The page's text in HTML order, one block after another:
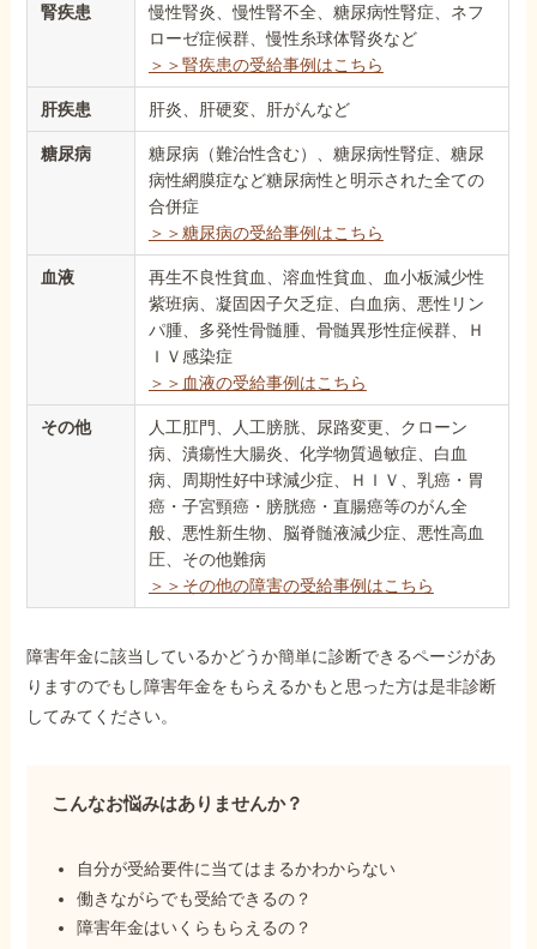
腎疾患
慢性腎炎、慢性腎不全、糖尿病性腎症、ネフ
ローゼ症候群、慢性糸球体腎炎など
＞＞腎疾患の受給事例はこちら
肝疾患 肝炎、肝硬変、肝がんなど
糖尿病
糖尿病（難治性含む）、糖尿病性腎症、糖尿
病性網膜症など糖尿病性と明示された全ての
合併症
＞＞糖尿病の受給事例はこちら
血液
再生不良性貧血、溶血性貧血、血小板減少性
紫班病、凝固因子欠乏症、白血病、悪性リン
パ腫、多発性骨髄腫、骨髄異形性症候群、Ｈ
ＩＶ感染症
＞＞血液の受給事例はこちら
その他
人工肛門、人工膀胱、尿路変更、クローン
病、潰瘍性大腸炎、化学物質過敏症、白血
病、周期性好中球減少症、ＨＩＶ、乳癌・胃
癌・子宮頸癌・膀胱癌・直腸癌等のがん全
般、悪性新生物、脳脊髄液減少症、悪性高血
圧、その他難病
＞＞その他の障害の受給事例はこちら
障害年金に該当しているかどうか簡単に診断できるページがあ
りますのでもし障害年金をもらえるかもと思った方は是非診断
してみてください。
こんなお悩みはありませんか？
自分が受給要件に当てはまるかわからない
働きながらでも受給できるの？
障害年金はいくらもらえるの？